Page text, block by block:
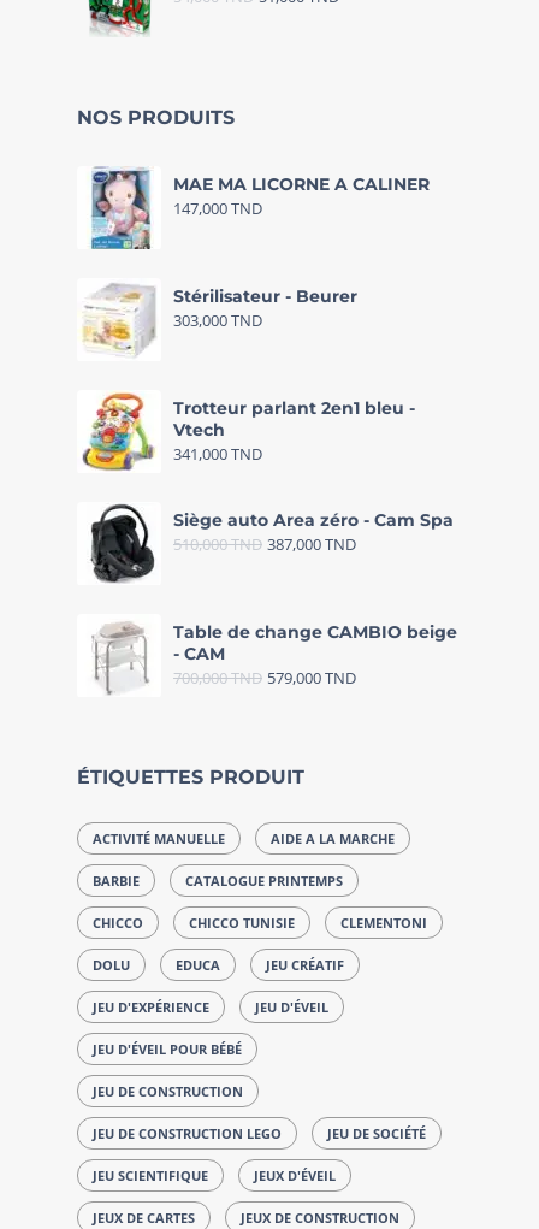
NOS PRODUITS
MAE MA LICORNE A CALINER
147,000TND
Stérilisateur - Beurer
303,000TND
Trotteur parlant 2en1 bleu -
Vtech
341,000TND
Siège auto Area zéro - Cam Spa
510,000TND 387,000TND
Table de change CAMBIO beige
- CAM
700,000TND 579,000TND
ÉTIQUETTES PRODUIT
ACTIVITÉ MANUELLE AIDE A LA MARCHE
BARBIE CATALOGUE PRINTEMPS
CHICCO CHICCO TUNISIE CLEMENTONI
DOLU EDUCA JEU CRÉATIF
JEU D'EXPÉRIENCE JEU D'ÉVEIL
JEU D'ÉVEIL POUR BÉBÉ
JEU DE CONSTRUCTION
JEU DE CONSTRUCTION LEGO JEU DE SOCIÉTÉ
JEU SCIENTIFIQUE JEUX D'ÉVEIL
JEUX DE CARTES JEUX DE CONSTRUCTION